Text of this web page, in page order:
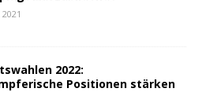
2022:
Positionen stärken